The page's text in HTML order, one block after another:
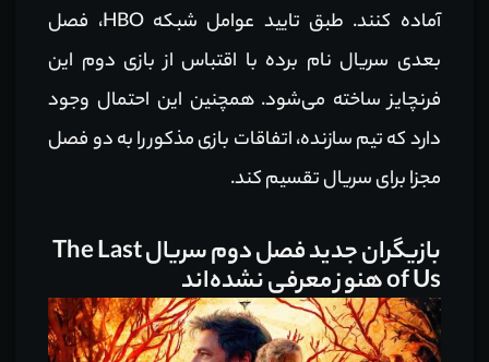
آماده کنند. طبق تایید عوامل شبکه HBO، فصل
بعدی سریال نام برده با اقتباس از بازی دوم این
فرنچایز ساخته می‌شود. همچنین این احتمال وجود
دارد که تیم سازنده، اتفاقات بازی مذکور را به دو فصل
مجزا برای سریال تقسیم کند.
بازیگران جدید فصل دوم سریال The Last
of Us هنوز معرفی نشده‌اند